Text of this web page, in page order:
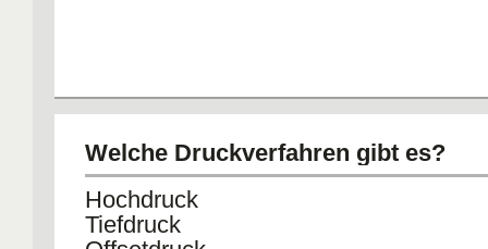
Welche Druckverfahren gibt es?
Hochdruck
Tiefdruck